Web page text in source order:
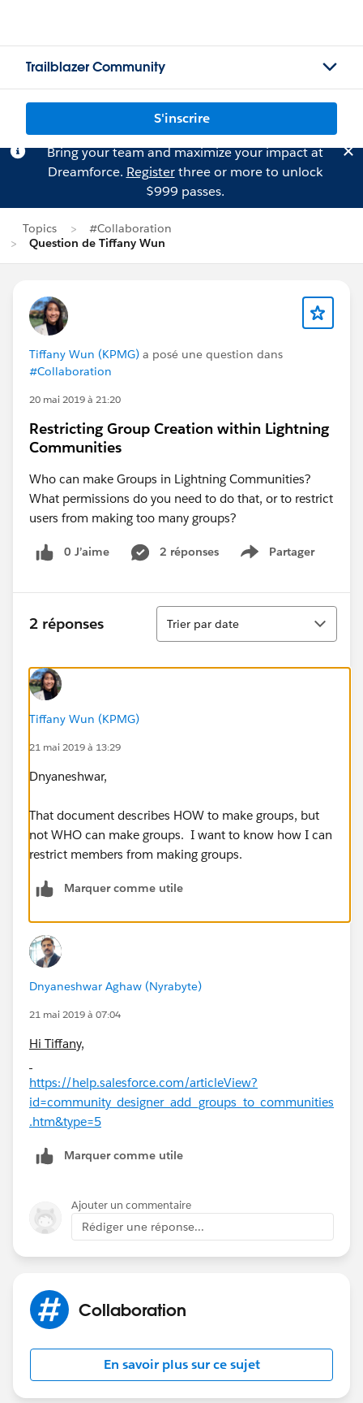
Trailblazer Community
S'inscrire
Bring your team and maximize your impact at
Dreamforce. Registerthree or more to unlock
$999 passes.
Topics
#Collaboration
Question de Tiffany Wun
Tiffany Wun (KPMG) a posé une question dans
#Collaboration
20 mai 2019 à 21:20
Restricting Group Creation within Lightning
Communities
Who can make Groups in Lightning Communities?
What permissions do you need to do that, or to restrict
users from making too many groups?
0 J’aime 2 réponses Partager
Show menu
2 réponses
Tri
Trier par date
Tiffany Wun (KPMG)
21 mai 2019 à 13:29
Dnyaneshwar,
That document describes HOW to make groups, but
not WHO can make groups. I want to know how I can
restrict members from making groups.
Marquer comme utile
Dnyaneshwar Aghaw (Nyrabyte)
21 mai 2019 à 07:04
Hi Tiffany,
https://help.salesforce.com/articleView?
id=community_designer_add_groups_to_communities
.htm&type=5
Marquer comme utile
Ajouter un commentaire
Rédiger une réponse...
Collaboration
En savoir plus sur ce sujet